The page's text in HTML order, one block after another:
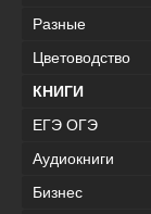
Разные
Цветоводство
КНИГИ
ЕГЭ ОГЭ
Аудиокниги
Бизнес